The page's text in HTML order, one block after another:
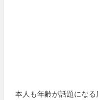
本人も年齢が話題になる